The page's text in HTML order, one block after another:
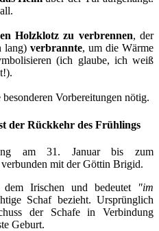
Holzklotz zu verbrennen, der
lang) verbrannte, um die Wärme
(ich glaube, ich weiß
Vorbereitungen nötig.
der Rückkehr des Frühlings
am 31. Januar bis zum
mit der Göttin Brigid.
Irischen und bedeutet
"im
Schaf bezieht. Ursprünglich
der Schafe in Verbindung
Geburt.